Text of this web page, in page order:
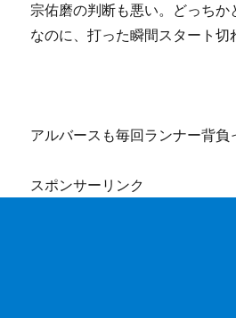
宗佑磨の判断も悪い。どっちか
なのに、打った瞬間スタート切
アルバースも毎回ランナー背負
スポンサーリンク